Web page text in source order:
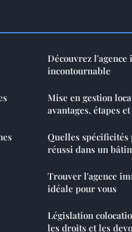
Découvrez
incontournable
Mise en gestion
avantages, étapes
Quelles
réussi dans un
Trouver l'agence
idéale pour vous
Législation
les droits et les